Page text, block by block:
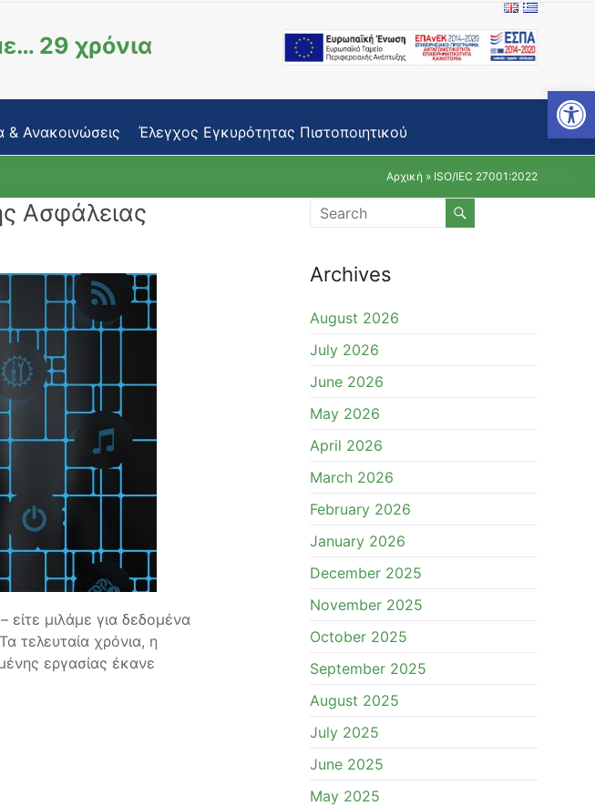
Open toolbar
29 χρόνια
& Ανακοινώσεις Έλεγχος Εγκυρότητας Πιστοποιητικού
Αρχική » ISO/IEC 27001:2022
Ασφάλειας
είτε μιλάμε για δεδομένα
τελευταία χρόνια, η
εργασίας έκανε
Archives
August 2026
July 2026
June 2026
May 2026
April 2026
March 2026
February 2026
January 2026
December 2025
November 2025
October 2025
September 2025
August 2025
July 2025
June 2025
May 2025